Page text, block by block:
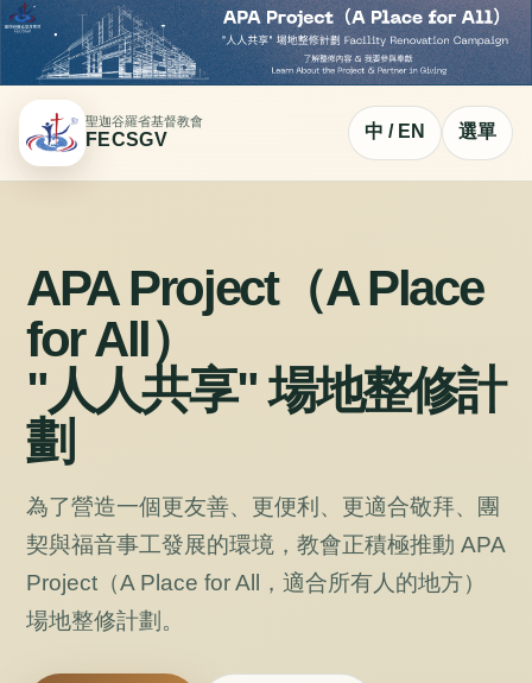
聖迦谷羅省基督教會
FECSGV 中 / EN 選單
APA Project（A Place
for All）
"人人共享" 場地整修計
劃
為了營造一個更友善、更便利、更適合敬拜、團
契與福音事工發展的環境，教會正積極推動 APA
Project（A Place for All，適合所有人的地方）
場地整修計劃。